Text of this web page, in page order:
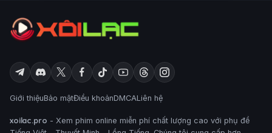
Giới thiệuBảo mậtĐiều khoảnDMCALiên hệ
xoilac.pro - Xem phim online miễn phí chất lượng cao với phụ đề